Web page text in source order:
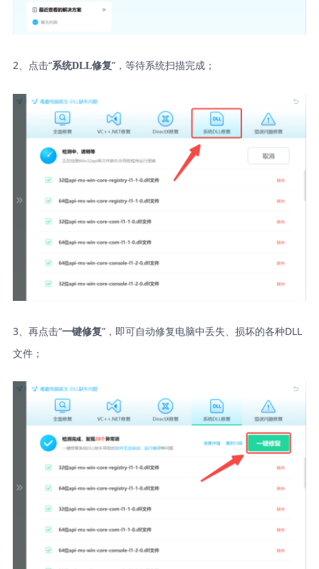
2、点击“系统DLL修复”，等待系统扫描完成；
3、再点击“一键修复”，即可自动修复电脑中丢失、损坏的各种DLL
文件；